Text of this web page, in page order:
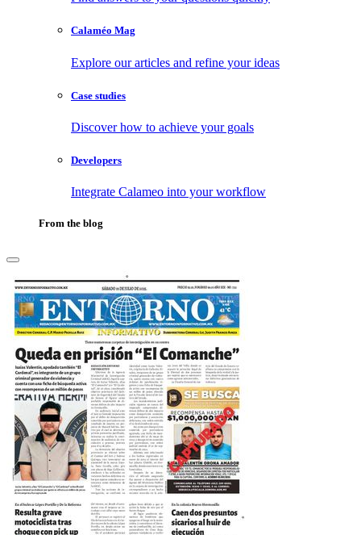
Calaméo Mag
Explore our articles and refine your ideas
Case studies
Discover how to achieve your goals
Developers
Integrate Calameo into your workflow
From the blog